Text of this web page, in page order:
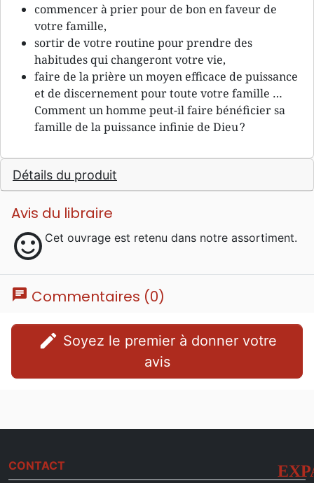
commencer à prier pour de bon en faveur de
votre famille,
sortir de votre routine pour prendre des
habitudes qui changeront votre vie,
faire de la prière un moyen efficace de puissance
et de discernement pour toute votre famille …
Comment un homme peut-il faire bénéficier sa
famille de la puissance infinie de Dieu ?
Détails du produit
Avis du libraire
sentiment_satisfied Cet ouvrage est retenu dans notre assortiment.
chat Commentaires (0)
edit
avis
CONTACT